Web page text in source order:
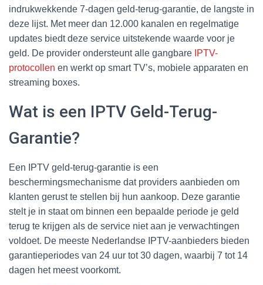
indrukwekkende 7-dagen geld-terug-garantie, de langste in
deze lijst. Met meer dan 12.000 kanalen en regelmatige
updates biedt deze service uitstekende waarde voor je
geld. De provider ondersteunt alle gangbare IPTV-
protocollen en werkt op smart TV’s, mobiele apparaten en
streaming boxes.
Wat is een IPTV Geld-Terug-
Garantie?
Een IPTV geld-terug-garantie is een
beschermingsmechanisme dat providers aanbieden om
klanten gerust te stellen bij hun aankoop. Deze garantie
stelt je in staat om binnen een bepaalde periode je geld
terug te krijgen als de service niet aan je verwachtingen
voldoet. De meeste Nederlandse IPTV-aanbieders bieden
garantieperiodes van 24 uur tot 30 dagen, waarbij 7 tot 14
dagen het meest voorkomt.